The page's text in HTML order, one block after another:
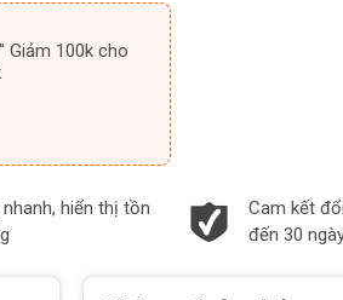
" Giảm 100k cho
hiển thị tồn
Cam kết
đến 30